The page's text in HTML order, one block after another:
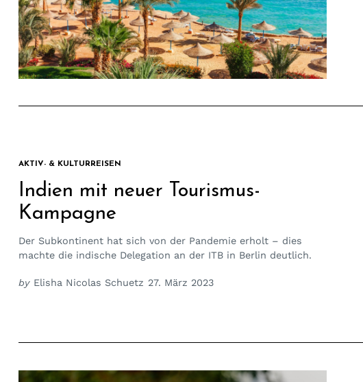
AKTIV- & KULTURREISEN
Indien mit neuer Tourismus-
Kampagne
Der Subkontinent hat sich von der Pandemie erholt – dies
machte die indische Delegation an der ITB in Berlin deutlich.
by Elisha Nicolas Schuetz 27. März 2023